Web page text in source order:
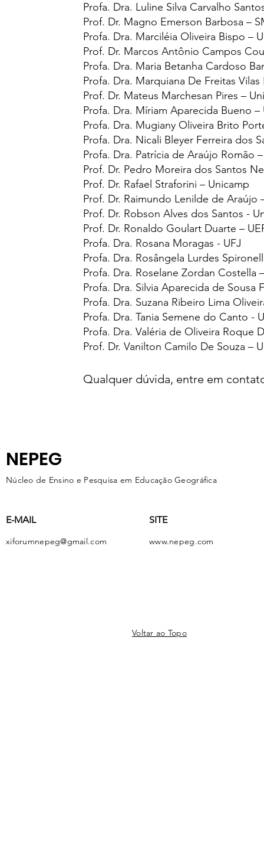
Profa. Dra. Luline Silva Carvalho
Prof. Dr. Magno Emerson Barbosa –
Profa. Dra. Marciléia Oliveira Bispo –
Prof. Dr. Marcos Antônio Campos
Profa. Dra. Maria Betanha Cardoso
Profa. Dra. Marquiana De Freitas
Prof. Dr. Mateus Marchesan Pires –
Profa. Dra. Míriam Aparecida Bueno –
Profa. Dra. Mugiany Oliveira Brito
Profa. Dra. Nicali Bleyer Ferreira dos
Profa. Dra. Patrícia de Araújo Romão
Prof. Dr. Pedro Moreira dos Santos
Prof. Dr. Rafael Straforini – Unicamp
Prof. Dr. Raimundo Lenilde de Araújo
Prof. Dr. Robson Alves dos Santos -
Prof. Dr. Ronaldo Goulart Duarte –
Profa. Dra. Rosana Moragas - UFJ
Profa. Dra. Rosângela Lurdes
Profa. Dra. Roselane Zordan Costella
Profa. Dra. Silvia Aparecida de Sousa
Profa. Dra. Suzana Ribeiro Lima
Profa. Dra. Tania Semene do Canto -
Profa. Dra. Valéria de Oliveira Roque
Prof. Dr. Vanilton Camilo De Souza –
Qualquer dúvida, entre em
NEPEG
​Núcleo de Ensino e Pesquisa em Educação Geográfica
SITE
E-MAIL
xiforumnepeg@gmail.com www.nepeg.com
Voltar ao Topo